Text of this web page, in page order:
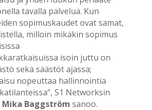
tavalla palvelua. Kun
sopimuskaudet ovat samat,
milloin mikäkin sopimus
isoin juttu on
sekä säästöt ajassa;
nopeuttaa hallinnointia
S1 Networksin
Mika Baggström sanoo.